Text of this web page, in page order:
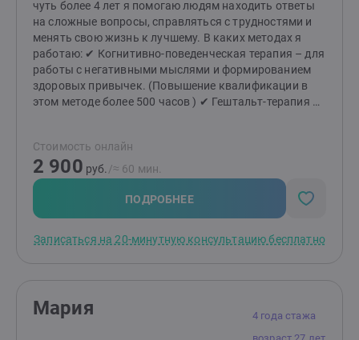
кто хочет и готов сделать свою жизнь лучше.
чуть более 4 лет я помогаю людям находить ответы
на сложные вопросы, справляться с трудностями и
менять свою жизнь к лучшему. В каких методах я
работаю: ✔ Когнитивно-поведенческая терапия – для
работы с негативными мыслями и формированием
здоровых привычек. (Повышение квалификации в
этом методе более 500 часов ) ✔ Гештальт-терапия –
терапия – для разрешения конфликтов и укрепления
семейных связей. ✔ Коучинг – для постановки и
достижения целей, раскрытия вашего потенциала.
Как мы начнём работу? Мы начнём с
ознакомительной беседы. Это время для вас – чтобы
как я могу быть полезен. Если вы ощутите доверие и
опираясь на ваши особенности и потребности. —
Стоимость онлайн
2 900 руб. /≈ 60 мин.
ПОДРОБНЕЕ
Записаться на 20-минутную консультацию бесплатно
4 года стажа
Мария